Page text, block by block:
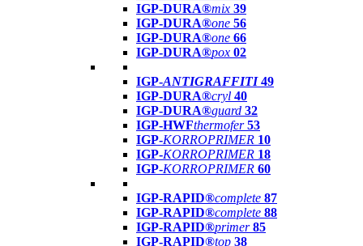
IGP-DURA®mix 39
IGP-DURA®one 56
IGP-DURA®one 66
IGP-DURA®pox 02
IGP-ANTIGRAFFITI49
IGP-DURA®cryl 40
IGP-DURA®guard 32
IGP-HWFthermofer 53
IGP-KORROPRIMER 10
IGP-KORROPRIMER 18
IGP-KORROPRIMER 60
IGP-RAPID®complete 87
IGP-RAPID®complete 88
IGP-RAPID®primer 85
IGP-RAPID®top 38